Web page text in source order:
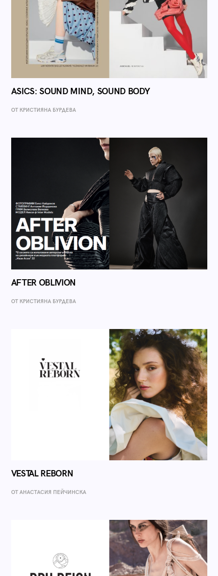
ASICS: SOUND MIND, SOUND BODY
ОТ КРИСТИЯНА БУРДЕВА
AFTER OBLIVION
ОТ КРИСТИЯНА БУРДЕВА
VESTAL REBORN
ОТ AНАСТАСИЯ ПЕЙЧИНСКА